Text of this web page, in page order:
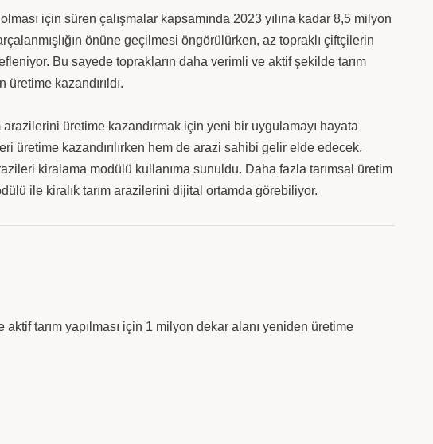
için süren çalışmalar kapsamında 2023 yılına kadar 8,5 milyon
önüne geçilmesi öngörülürken, az topraklı çiftçilerin
Bu sayede toprakların daha verimli ve aktif şekilde tarım
kazandırıldı.
arazilerini üretime kazandırmak için yeni bir uygulamayı hayata
üretime kazandırılırken hem de arazi sahibi gelir elde edecek.
kiralama modülü kullanıma sunuldu. Daha fazla tarımsal üretim
ile kiralık tarım arazilerini dijital ortamda görebiliyor.
aktif tarım yapılması için 1 milyon dekar alanı yeniden üretime